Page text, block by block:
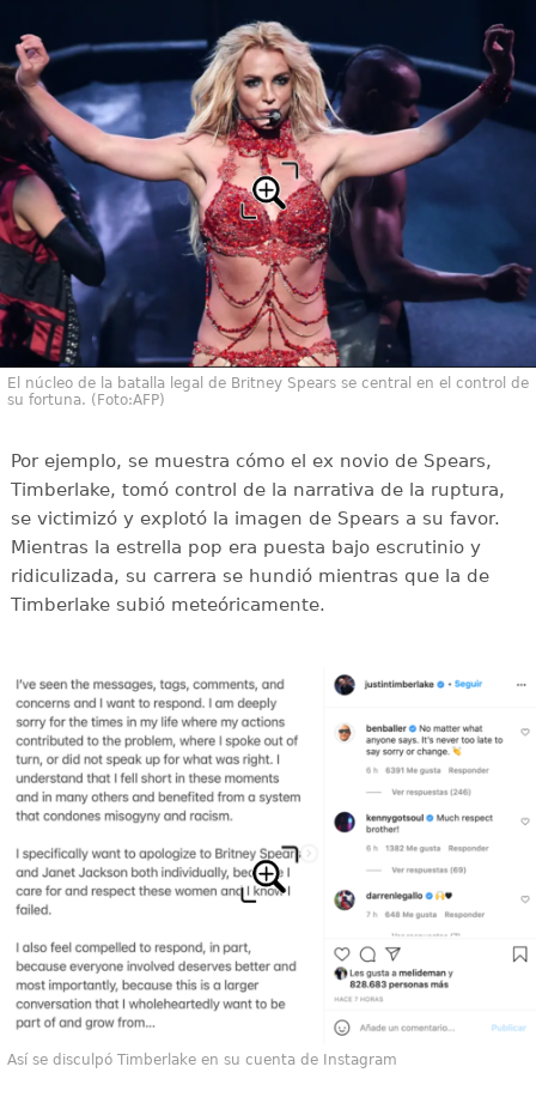
El núcleo de la batalla legal de Britney Spears se central en el control de
su fortuna. (Foto:AFP)
Por ejemplo, se muestra cómo el ex novio de Spears,
Timberlake, tomó control de la narrativa de la ruptura,
se victimizó y explotó la imagen de Spears a su favor.
Mientras la estrella pop era puesta bajo escrutinio y
ridiculizada, su carrera se hundió mientras que la de
Timberlake subió meteóricamente.
Así se disculpó Timberlake en su cuenta de Instagram